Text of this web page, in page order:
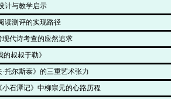
计与教学启示
读测评的实现路径
代诗考查的应然追求
叔叔于勒》
·托尔斯泰》的三重艺术张力
石潭记》中柳宗元的心路历程